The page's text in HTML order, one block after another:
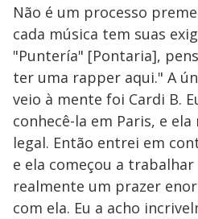
Não é um processo
cada música tem suas
"Puntería" [Pontaria],
ter uma rapper aqui." A
veio à mente foi Cardi B.
conhecê-la em Paris, e
legal. Então entrei em
e ela começou a
realmente um prazer
com ela. Eu a acho